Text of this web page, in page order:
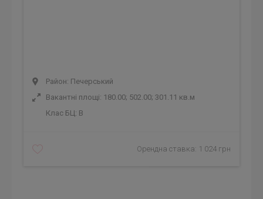
Район: Печерський
Вакантні площі: 180.00; 502.00; 301.11 кв.м
Клас БЦ: B
Орендна ставка: 1 024 грн